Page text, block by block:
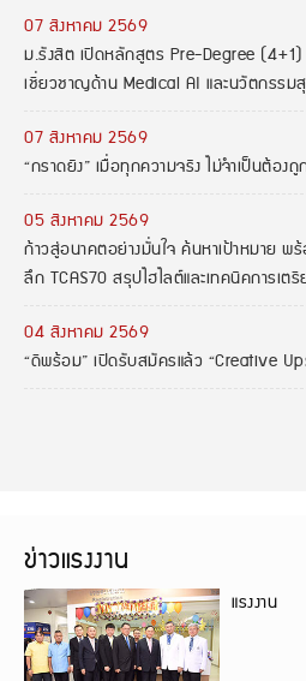
07 สิงหาคม 2569
ม.รังสิต เปิดหลักสูตร Pre-Degree
เชี่ยวชาญด้าน Medical AI และนวัตกรรม
07 สิงหาคม 2569
“กราดยิง” เมื่อทุกความจริง ไม่จำเป็นต้องถู
05 สิงหาคม 2569
ก้าวสู่อนาคตอย่างมั่นใจ ค้นหาเป้าหมาย พ
ลึก TCAS70 สรุปไฮไลต์และเทคนิคการเต
04 สิงหาคม 2569
“ดีพร้อม” เปิดรับสมัครแล้ว “Creative
ข่าวแรงงาน
แรงงาน